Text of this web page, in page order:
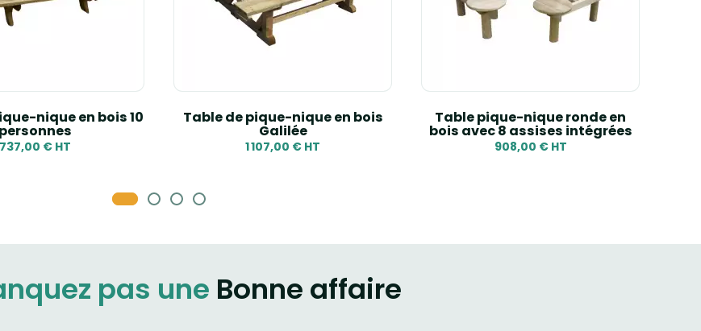
nique en bois 10
personnes
737,00 € HT
Table de pique-nique en bois
Galilée
1 107,00 € HT
Table pique-nique ronde en
bois avec 8 assises intégrées
908,00 € HT
pas une Bonne affaire